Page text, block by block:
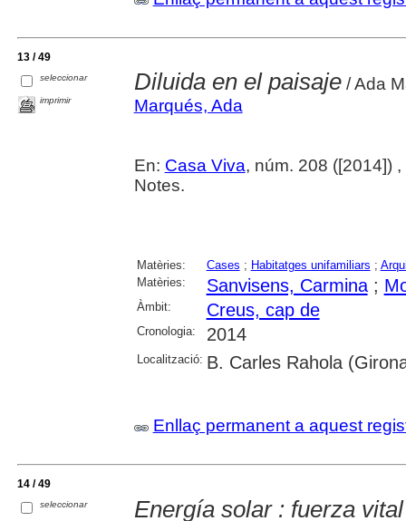
13 / 49
seleccionar
imprimir
Diluida en el paisaje/ Ada
Marqués, Ada
En: Casa Viva, núm. 208 ([2014])
Notes.
Matèries: Cases ; Habitatges unifamiliars ;
Matèries:
Sanvisens, Carmina;
Àmbit: Creus, cap de
Cronologia: 2014
Localització: B. Carles Rahola
Enllaç permanent a aquest
14 / 49
seleccionar Energía solar : fuerza vital